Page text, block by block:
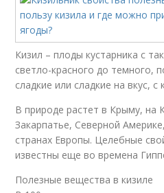
Кизил – плоды кустарника с
светло-красного до темного,
сладкие или сладкие на вкус, с
В природе растет в Крыму, на
Закарпатье, Северной
странах Европы. Целебные
известны еще во времена
Полезные вещества в кизиле